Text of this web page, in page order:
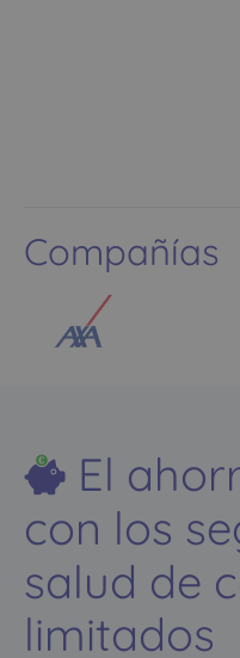
Compañías
El
con los
salud de
limitados